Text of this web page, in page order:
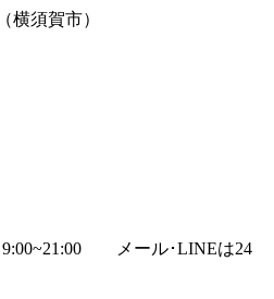
横須賀市）
メール･LINEは24